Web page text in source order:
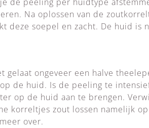
Na oplossen van de
deze soepel en zacht. De huid is
gelaat ongeveer een halve
de huid. Is de peeling te
op de huid aan te brengen.
korreltjes zout lossen namelijk
over.